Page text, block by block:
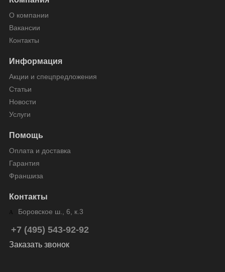
О компании
Вакансии
Контакты
Информация
Акции и спецпредложения
Статьи
Новости
Услуги
Помощь
Оплата и доставка
Гарантия
Франшиза
Контакты
Боровское ш., 6, к.3
+7 (495) 543-92-92
Заказать звонок